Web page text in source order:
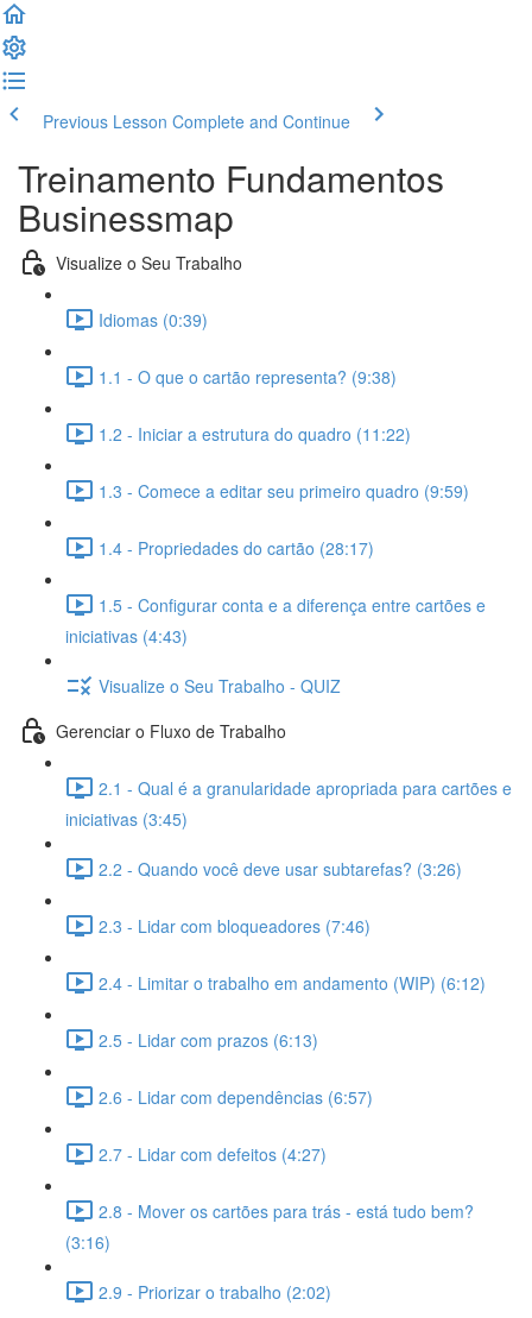
Previous Lesson Complete and Continue
Treinamento Fundamentos
Businessmap
Visualize o Seu Trabalho
Idiomas (0:39)
1.1 - O que o cartão representa? (9:38)
1.2 - Iniciar a estrutura do quadro (11:22)
1.3 - Comece a editar seu primeiro quadro (9:59)
1.4 - Propriedades do cartão (28:17)
1.5 - Configurar conta e a diferença entre cartões e
iniciativas (4:43)
Visualize o Seu Trabalho - QUIZ
Gerenciar o Fluxo de Trabalho
2.1 - Qual é a granularidade apropriada para cartões e
iniciativas (3:45)
2.2 - Quando você deve usar subtarefas? (3:26)
2.3 - Lidar com bloqueadores (7:46)
2.4 - Limitar o trabalho em andamento (WIP) (6:12)
2.5 - Lidar com prazos (6:13)
2.6 - Lidar com dependências (6:57)
2.7 - Lidar com defeitos (4:27)
2.8 - Mover os cartões para trás - está tudo bem?
(3:16)
2.9 - Priorizar o trabalho (2:02)